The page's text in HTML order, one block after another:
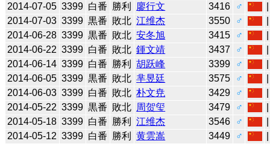
2014-07-05 3399 白番 勝利 廖行文 3416 ♂
2014-07-03 3399 黒番 敗北 江维杰 3550 ♂
2014-06-28 3399 黒番 敗北 安冬旭 3415 ♂
2014-06-22 3399 白番 敗北 鍾文靖 3437 ♂
2014-06-14 3399 白番 勝利 胡跃峰 3399 ♂
2014-06-05 3399 黒番 敗北 芈昱廷 3575 ♂
2014-06-03 3399 白番 敗北 朴文尭 3429 ♂
2014-05-22 3399 黒番 敗北 周贺玺 3479 ♂
2014-05-18 3399 白番 勝利 江维杰 3546 ♂
2014-05-12 3399 白番 勝利 黄雲嵩 3449 ♂